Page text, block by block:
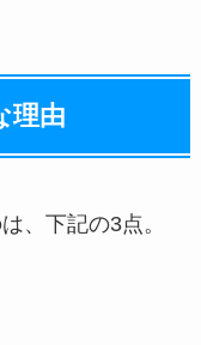
理由
、下記の3点。